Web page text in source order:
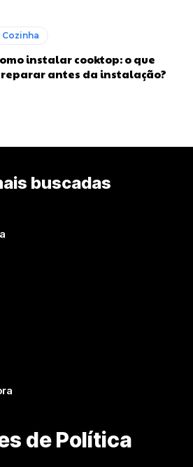
Cozinha
instalar cooktop: o que
antes da instalação?
buscadas
de Política